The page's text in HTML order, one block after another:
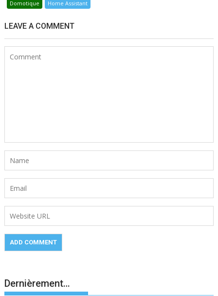
Domotique Home Assistant
LEAVE A COMMENT
Dernièrement…